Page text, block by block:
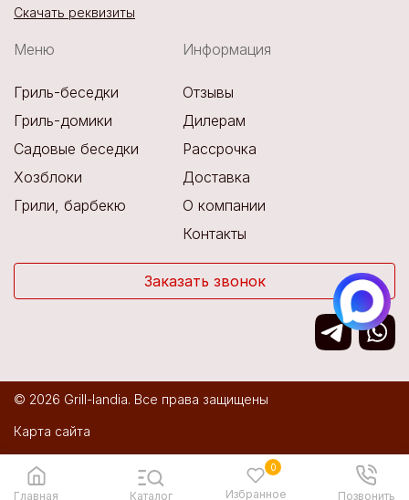
Главная Каталог
0
Избранное Позвонить
Скачать реквизиты
Меню
Гриль-беседки
Гриль-домики
Садовые беседки
Хозблоки
Грили, барбекю
Информация
Отзывы
Дилерам
Рассрочка
Доставка
О компании
Контакты
Заказать звонок
© 2026 Grill-landia. Все права защищены
Карта сайта
Политика конфиденциальности
Разработка сайта:IT Media